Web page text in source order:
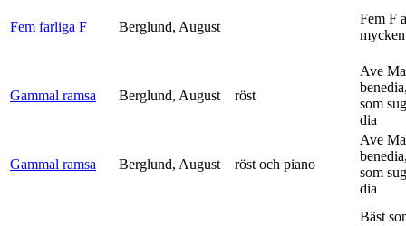
Fem farliga F Berglund, August
Fem F
Gammal ramsa Berglund, August röst
Ave
som
dia
Gammal ramsa Berglund, August röst och piano
Ave
som
dia
Bäst